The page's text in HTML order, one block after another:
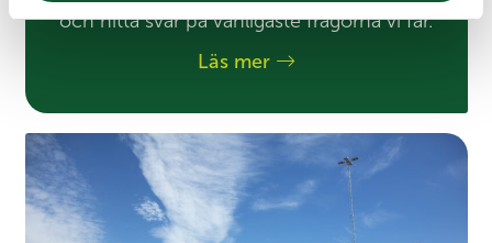
och hitta svar på vanligaste frågorna vi får.
Läs mer